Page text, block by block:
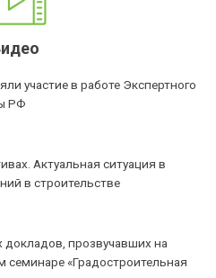
участие в работе Экспертного
РФ
Актуальная ситуация в
в строительстве
прозвучавших на
семинаре «Градостроительная